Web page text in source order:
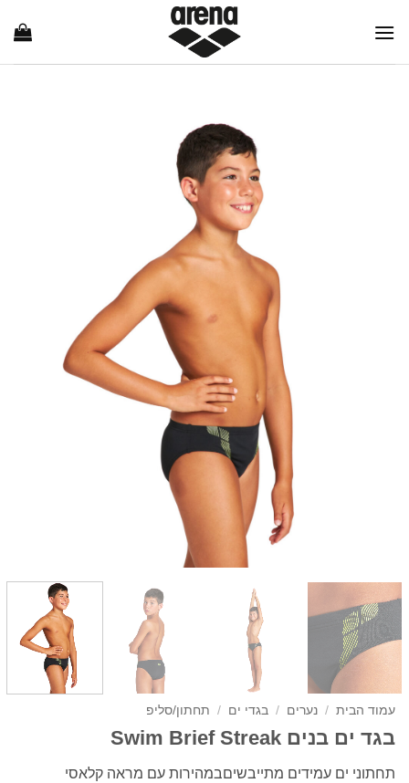
עמוד הבית / נערים / בגדי ים / תחתון/סליפ
בגד ים בנים Swim Brief Streak
תחתוני ים עמידים מתייבשיםבמהירות עם מראה קלאסי